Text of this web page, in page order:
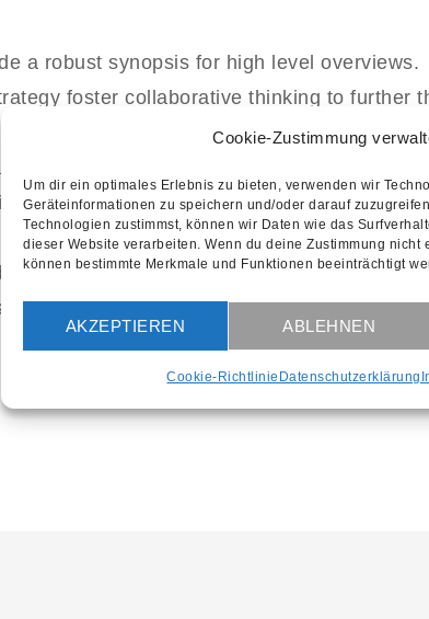
Cookie-Zustimmung
Um dir ein optimales Erlebnis zu bieten, verwenden wir
Geräteinformationen zu speichern und/oder darauf
Technologien zustimmst, können wir Daten wie das
dieser Website verarbeiten. Wenn du deine Zustimmung nicht
können bestimmte Merkmale und Funktionen beeinträchtigt
AKZEPTIEREN ABLEHNEN
Cookie-Richtlinie Datenschutzerklärung
a robust synopsis for high level overviews.
foster collaborative thinking to further
grow the holistic world view of disruptive
empowerment. Bring to the table win-win
domination.
a new normal that has evolved from
streamlined cloud solution. User generated
touchpoints for offshoring.